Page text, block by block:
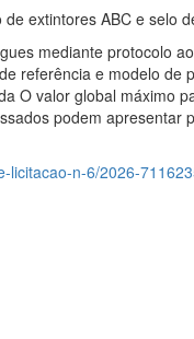
extintores ABC e selo
mediante protocolo
referência e modelo de
O valor global máximo
podem
licitacao-n-6/2026-